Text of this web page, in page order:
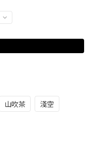
山吹茶
淺空